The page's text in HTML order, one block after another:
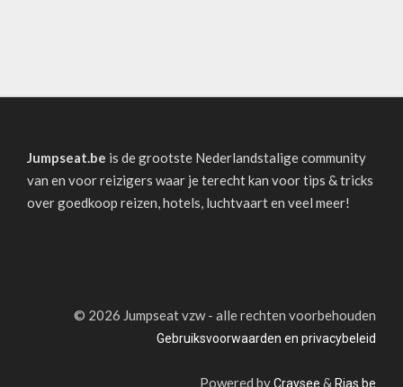
Jumpseat.be is de grootste Nederlandstalige community
van en voor reizigers waar je terecht kan voor tips & tricks
over goedkoop reizen, hotels, luchtvaart en veel meer!
© 2026 Jumpseat vzw - alle rechten voorbehouden
Gebruiksvoorwaarden en privacybeleid
Powered byCraysee & Rias.be